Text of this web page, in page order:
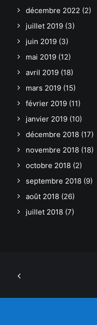
décembre 2022 (2)
juillet 2019 (3)
juin 2019 (3)
mai 2019 (12)
avril 2019 (18)
mars 2019 (15)
février 2019 (11)
janvier 2019 (10)
décembre 2018 (17)
novembre 2018 (18)
octobre 2018 (2)
septembre 2018 (9)
août 2018 (26)
juillet 2018 (7)